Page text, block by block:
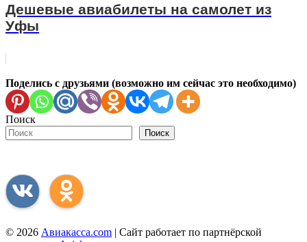
Дешевые авиабилеты на самолет из
Уфы
Поделись с друзьями (возможно им сейчас это необходимо)
Поиск
Поиск
© 2026 Авиакасса.com | Сайт работает по партнёрской